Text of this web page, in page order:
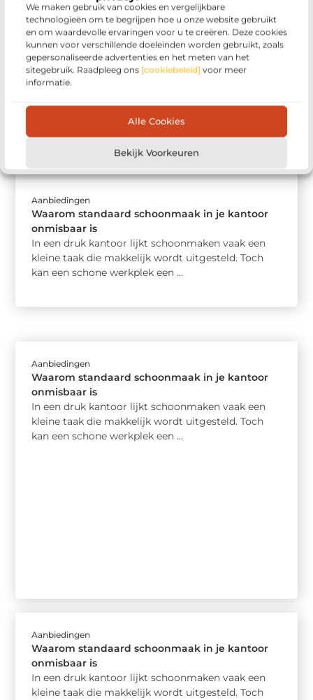
We maken gebruik van cookies en vergelijkbare
technologieën om te begrijpen hoe u onze website gebruikt
en om waardevolle ervaringen voor u te creëren. Deze cookies
kunnen voor verschillende doeleinden worden gebruikt, zoals
gepersonaliseerde advertenties en het meten van het
sitegebruik. Raadpleeg ons [cookiebeleid] voor meer
informatie.
Alle Cookies
Bekijk Voorkeuren
Aanbiedingen
Waarom standaard schoonmaak in je kantoor
onmisbaar is
In een druk kantoor lijkt schoonmaken vaak een
kleine taak die makkelijk wordt uitgesteld. Toch
kan een schone werkplek een ...
Aanbiedingen
Waarom standaard schoonmaak in je kantoor
onmisbaar is
In een druk kantoor lijkt schoonmaken vaak een
kleine taak die makkelijk wordt uitgesteld. Toch
kan een schone werkplek een ...
Aanbiedingen
Waarom standaard schoonmaak in je kantoor
onmisbaar is
In een druk kantoor lijkt schoonmaken vaak een
kleine taak die makkelijk wordt uitgesteld. Toch